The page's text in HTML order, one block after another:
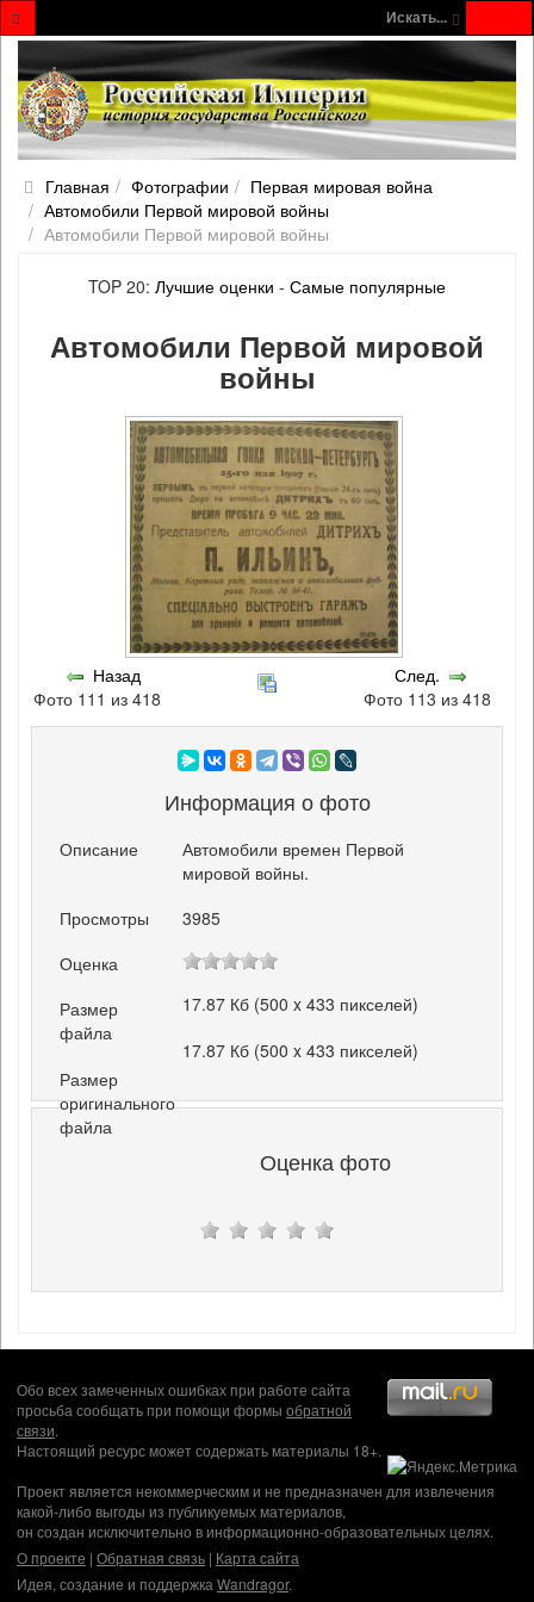
Искать...
Главная Фотографии
Первая мировая война
Автомобили Первой мировой войны
Автомобили Первой мировой войны
TOP 20: Лучшие оценки - Самые популярные
Автомобили Первой мировой
войны
Назад
Фото 111 из 418
След.
Фото 113 из 418
Информация о фото
Описание
Автомобили времен Первой
мировой войны.
Просмотры
3985
Оценка
Размер
файла
17.87 Кб (500 x 433 пикселей)
Размер
оригинального
файла
17.87 Кб (500 x 433 пикселей)
Оценка фото
Обо всех замеченных ошибках при работе сайта
просьба сообщать при помощи формы обратной
связи.
Настоящий ресурс может содержать материалы 18+.
Проект является некоммерческим и не предназначен для извлечения
какой-либо выгоды из публикуемых материалов,
он создан исключительно в информационно-образовательных целях.
О проекте | Обратная связь | Карта сайта
Идея, создание и поддержка Wandragor.